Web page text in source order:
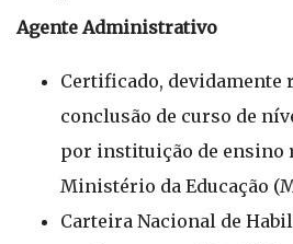
Agente Administrativo
Certificado, devidamente
conclusão de curso de
por instituição de ensino
Ministério da Educação
Carteira Nacional de